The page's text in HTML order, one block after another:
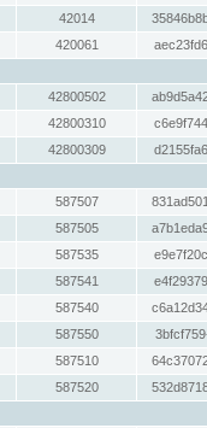
42014
420061
42800502
42800310
42800309
587507
587505
587535
587541
587540
587550
587510
587520